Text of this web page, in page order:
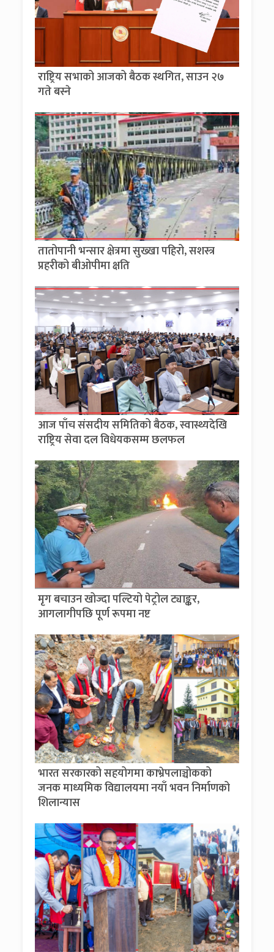
राष्ट्रिय सभाको आजको बैठक स्थगित, साउन २७
गते बस्ने
तातोपानी भन्सार क्षेत्रमा सुख्खा पहिरो, सशस्त्र
प्रहरीको बीओपीमा क्षति
आज पाँच संसदीय समितिको बैठक, स्वास्थ्यदेखि
राष्ट्रिय सेवा दल विधेयकसम्म छलफल
मृग बचाउन खोज्दा पल्टियो पेट्रोल ट्याङ्कर,
आगलागीपछि पूर्ण रूपमा नष्ट
भारत सरकारको सहयोगमा काभ्रेपलाञ्चोकको
जनक माध्यमिक विद्यालयमा नयाँ भवन निर्माणको
शिलान्यास